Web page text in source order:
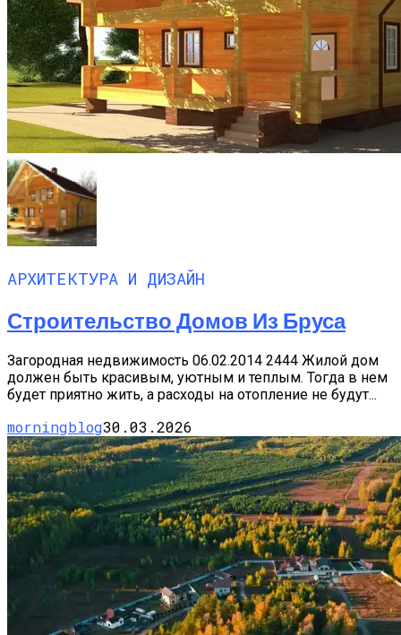
АРХИТЕКТУРА И ДИЗАЙН
Строительство Домов Из Бруса
Загородная недвижимость 06.02.2014 2444 Жилой дом
должен быть красивым, уютным и теплым. Тогда в нем
будет приятно жить, а расходы на отопление не будут...
morningblog30.03.2026